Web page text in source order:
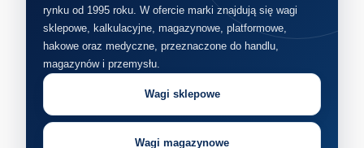
rynku od 1995 roku. W ofercie marki znajdują się wagi
sklepowe, kalkulacyjne, magazynowe, platformowe,
hakowe oraz medyczne, przeznaczone do handlu,
magazynów i przemysłu.
Wagi sklepowe
Wagi magazynowe